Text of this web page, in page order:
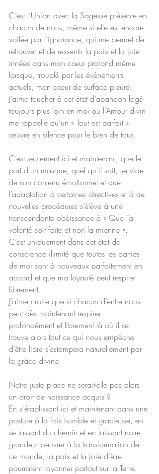
C’est l’Union avec la Sagesse présente en
chacun de nous, même si elle est encore
voilée par l’ignorance, qui me permet de
retrouver et de ressentir la paix et la joie
innées dans mon cœur profond même
lorsque, troublé par les événements
actuels, mon cœur de surface pleure.
J’aime toucher à cet état d’abandon logé
toujours plus loin en moi où l’Amour divin
me rappelle qu’un « Tout est parfait »
œuvre en silence pour le bien de tous.
C’est seulement ici et maintenant, que le
port d'un masque, quel qu'il soit, se vide
de son contenu émotionnel et que
l’adaptation à certaines directives et à de
nouvelles procédures s’élève à une
transcendante obéissance à « Que Ta
volonté soit faite et non la mienne ».
C’est uniquement dans cet état de
conscience illimité que toutes les parties
de moi sont à nouveaux parfaitement en
accord et que ma loyauté peut respirer
librement.
J’aime croire que si chacun d’entre nous
peut dès maintenant respirer
profondément et librement là où il se
trouve alors tout ce qui nous empêche
d’être libre s’estompera naturellement par
la grâce divine.
Notre juste place ne serait-elle pas alors
un droit de naissance acquis ?
En s'établissant ici et maintenant dans une
posture à la fois humble et gracieuse, en
se tassant du chemin et en laissant notre
grandeur oeuvrer à la transformation de
ce monde, la paix et la joie d'être
pourraient rayonner partout sur la Terre.